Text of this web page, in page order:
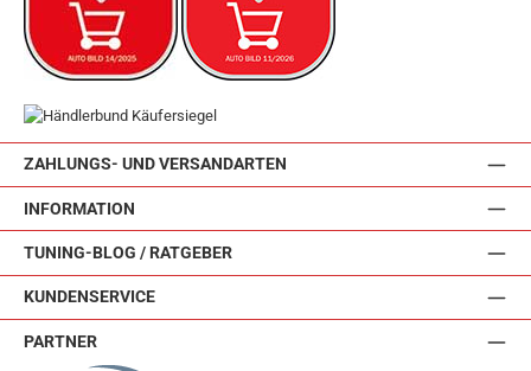
ZAHLUNGS- UND VERSANDARTEN
INFORMATION
TUNING-BLOG / RATGEBER
KUNDENSERVICE
PARTNER